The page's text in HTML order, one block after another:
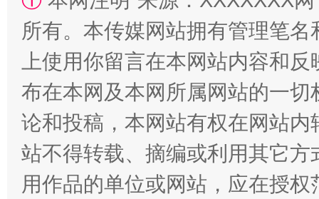
“蜀中异人”王建安的艺术幻境
所有。本传媒网站拥有管理笔
上使用你留言在本网站内容和
布在本网及本网所属网站的一
论和投稿，本网站有权在网站
站不得转载、摘编或利用其它
用作品的单位或网站，应在授